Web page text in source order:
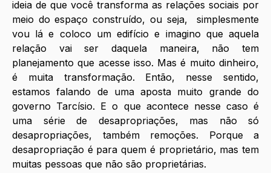
ideia de que você transforma as relações sociais por
meio do espaço construído, ou seja,  simplesmente
vou lá e coloco um edifício e imagino que aquela
relação vai ser daquela maneira, não tem
planejamento que acesse isso. Mas é muito dinheiro,
é muita transformação. Então, nesse sentido,
estamos falando de uma aposta muito grande do
governo Tarcísio. E o que acontece nesse caso é
uma série de desapropriações, mas não só
desapropriações, também remoções. Porque a
desapropriação é para quem é proprietário, mas tem
muitas pessoas que não são proprietárias.